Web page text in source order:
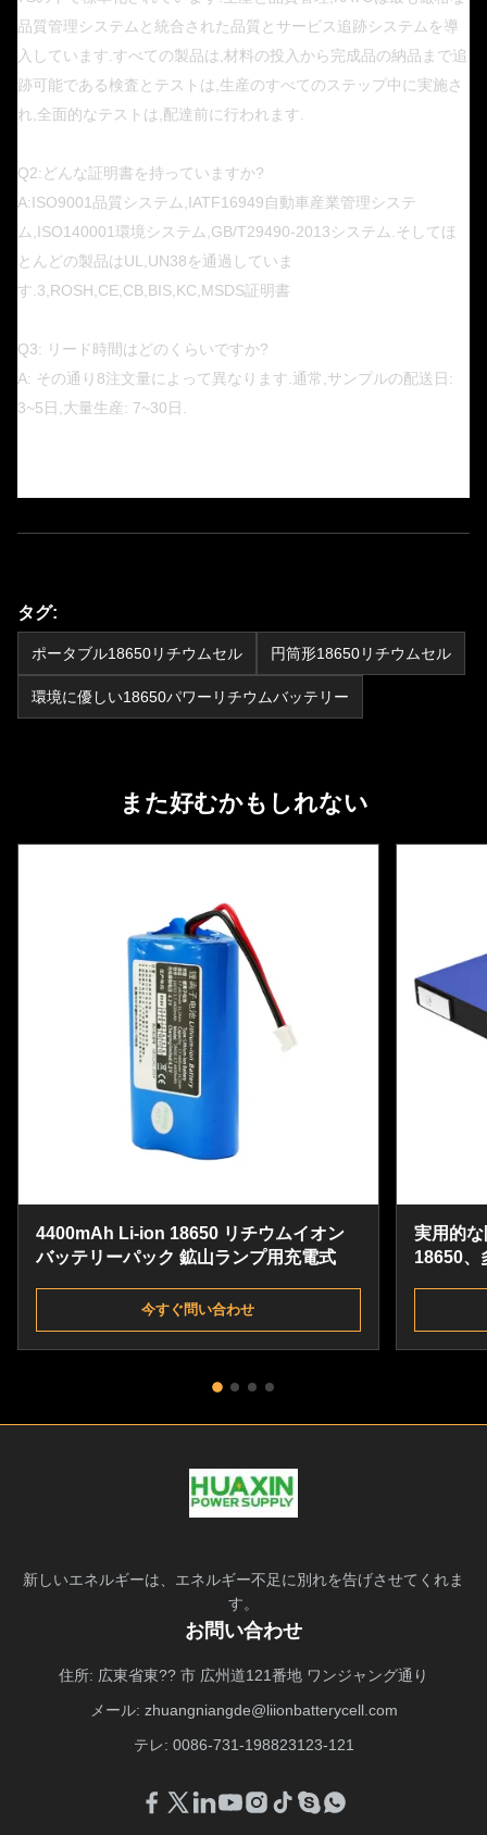
品質管理システムと統合された品質とサービス追跡システムを導
入しています.すべての製品は,材料の投入から完成品の納品まで追
跡可能である検査とテストは,生産のすべてのステップ中に実施さ
れ,全面的なテストは,配達前に行われます.
Q2:どんな証明書を持っていますか?
A:ISO9001品質システム,IATF16949自動車産業管理システ
ム,ISO140001環境システム,GB/T29490-2013システム.そしてほ
とんどの製品はUL,UN38を通過していま
す.3,ROSH,CE,CB,BIS,KC,MSDS証明書
Q3: リード時間はどのくらいですか?
A: その通り8注文量によって異なります.通常,サンプルの配送日:
3~5日,大量生産: 7~30日.
タグ:
ポータブル18650リチウムセル 円筒形18650リチウムセル
環境に優しい18650パワーリチウムバッテリー
また好むかもしれない
4400mAh Li-ion 18650 リチウムイオン
バッテリーパック 鉱山ランプ用充電式
今すぐ問い合わせ
実用的
18650、
新しいエネルギーは、エネルギー不足に別れを告げさせてくれま
す。
お問い合わせ
住所: 広東省東?? 市 広州道121番地 ワンジャング通り
メール: zhuangniangde@liionbatterycell.com
テレ: 0086-731-198823123-121